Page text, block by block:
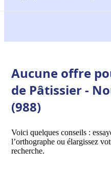
Aucune offre
de Pâtissier -
(988)
Voici quelques conseils :
l’orthographe ou élargissez
recherche.